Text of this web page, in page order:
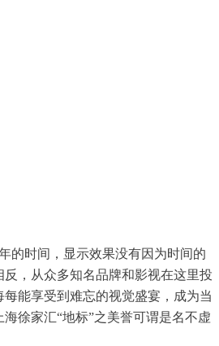
的时间，显示效果没有因为时间的
反，从众多知名品牌和影视在这里投
能享受到难忘的视觉盛宴，成为当
徐家汇“地标”之美誉可谓是名不虚